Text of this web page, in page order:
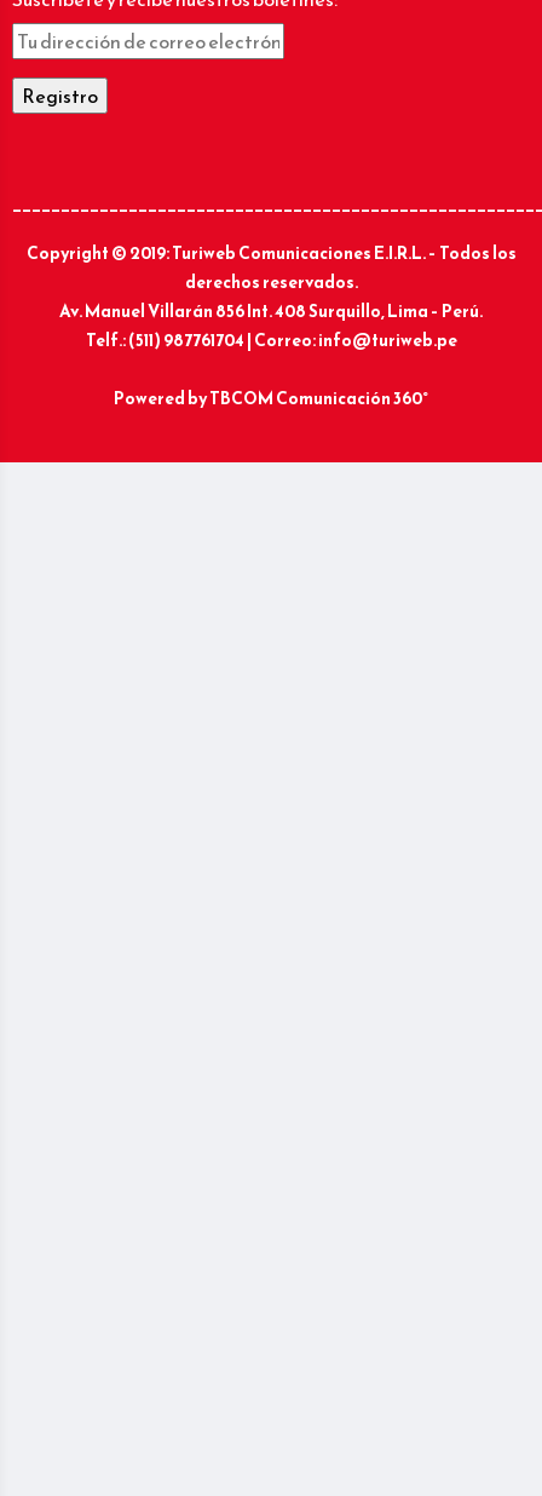
Copyright © 2019: Turiweb Comunicaciones E.I.R.L. – Todos los
derechos reservados.
Av. Manuel Villarán 856 Int. 408 Surquillo, Lima – Perú.
Telf.: (511) 987761704 | Correo: info@turiweb.pe
Powered byTBCOM Comunicación 360°